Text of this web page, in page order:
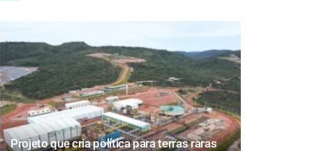
Projeto que cria política para terras raras